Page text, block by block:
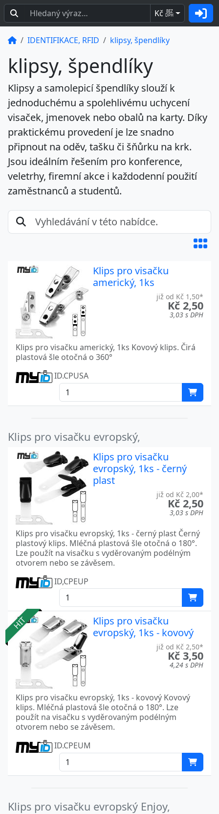
Kč BEZ
DPH
IDENTIFIKACE, RFID klipsy, špendlíky
klipsy, špendlíky
Klipsy a samolepicí špendlíky slouží k
jednoduchému a spolehlivému uchycení
visaček, jmenovek nebo obalů na karty. Díky
praktickému provedení je lze snadno
připnout na oděv, tašku či šňůrku na krk.
Jsou ideálním řešením pro konference,
veletrhy, firemní akce i každodenní použití
zaměstnanců a studentů.
Klips pro visačku
americký, 1ks
již od Kč 1,50*
Kč 2,50
3,03 s DPH
Klips pro visačku americký, 1ks Kovový klips. Čirá
plastová šle otočná o 360°
ID.CPUSA
Klips pro visačku evropský,
Klips pro visačku
evropský, 1ks - černý
plast
již od Kč 2,00*
Kč 2,50
3,03 s DPH
Klips pro visačku evropský, 1ks - černý plast Černý
plastový klips. Mléčná plastová šle otočná o 180°.
Lze použít na visačku s vyděrovaným podélným
otvorem nebo se závěsem.
ID,CPEUP
HIT
Klips pro visačku
evropský, 1ks - kovový
již od Kč 2,50*
Kč 3,50
4,24 s DPH
Klips pro visačku evropský, 1ks - kovový Kovový
klips. Mléčná plastová šle otočná o 180°. Lze
použít na visačku s vyděrovaným podélným
otvorem nebo se závěsem.
ID.CPEUM
Klips pro visačku evropský Enjoy,